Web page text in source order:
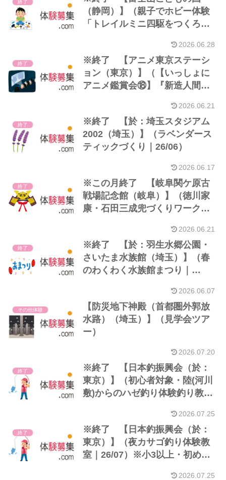
終了
（静岡）】（親子でホビー体験
「トレイルミニ四駆をつくろ
2026.06.28
終了
※終了 【アニメ東京ステーシ
ョン（東京）】（【いっしょに
アニメ鑑賞会⑱】『新造人間キ
2026.06.21
終了
※終了 【於：埼玉スタジアム
2002（埼玉）】（ラベンダース
ティックづくり｜26/06）
2026.06.17
終了
※この月終了 【岐阜関ケ原古
戦場記念館（岐阜）】（徳川家
康・石田三成兜づくりワークシ
2026.06.21
終了
※終了 【於：羽生水郷公園・
さいたま水族館（埼玉）】（春
のわくわく水族館まつり｜
2026.06.07
その他体験
【防災地下神殿（首都圏外郭放
水路）（埼玉）】（見学会ツア
ー）
2026.07.20
終了
※終了 【日本釣振興会（於：
東京）】（初心者対象・陸(河川
敷)からのハゼ釣り体験釣り教室
2026.07.25
終了
※終了 【日本釣振興会（於：
東京）】（夜カサゴ釣り体験教
室｜26/07）※小3以上・初めて
2026.07.25